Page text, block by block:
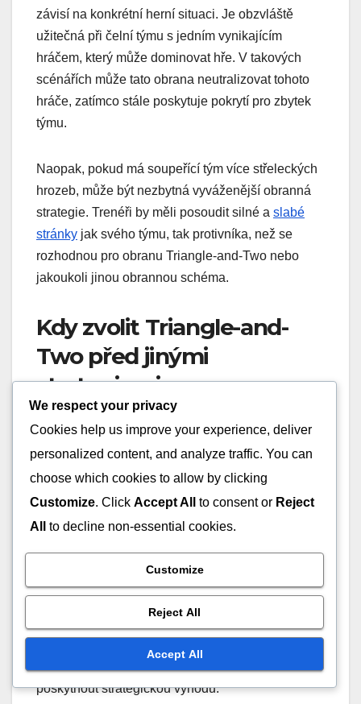
závisí na konkrétní herní situaci. Je obzvláště
užitečná při čelní týmu s jedním vynikajícím
hráčem, který může dominovat hře. V takových
scénářích může tato obrana neutralizovat tohoto
hráče, zatímco stále poskytuje pokrytí pro zbytek
týmu.
Naopak, pokud má soupeřící tým více střeleckých
hrozeb, může být nezbytná vyváženější obranná
strategie. Trenéři by měli posoudit silné a slabé
stránky jak svého týmu, tak protivníka, než se
rozhodnou pro obranu Triangle-and-Two nebo
jakoukoli jinou obrannou schéma.
Kdy zvolit Triangle-and-
Two před jinými
strategiemi
Volba obrany Triangle-and-Two je ideální při čelní
týmu s jasným ofenzivním lídrem. Tato strategie
by měli tuto obranu implementovat, když věří, že
jejich tým ji může účinně realizovat, aniž by ohrozil
celkovou obrannou integritu.
Je také prospěšná v situacích, kdy si soupeřící tým
neví rady s nekonvenčními obranami. Pokud tým
poskytnout strategickou výhodu.
We respect your privacy
Cookies help us improve your experience, deliver
personalized content, and analyze traffic. You can
choose which cookies to allow by clicking
Customize. Click Accept All to consent or Reject
All
to decline non-essential cookies.
Customize
Reject All
Accept All